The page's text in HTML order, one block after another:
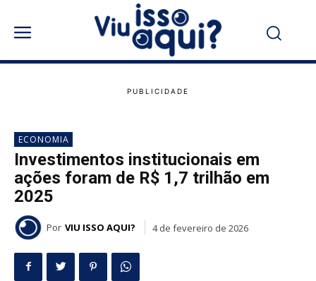
ECONOMIA
Investimentos institucionais em
ações foram de R$ 1,7 trilhão em
2025
Por VIU ISSO AQUI? 4 de fevereiro de 2026